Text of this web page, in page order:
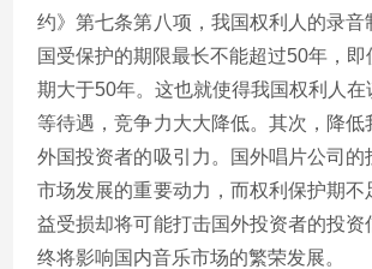
约》第七条第八项，我国权利人的录音
国受保护的期限最长不能超过50年，即
期大于50年。这也就使得我国权利人
等待遇，竞争力大大降低。其次，降低
外国投资者的吸引力。国外唱片公司的
市场发展的重要动力，而权利保护期不
益受损却将可能打击国外投资者的投资
终将影响国内音乐市场的繁荣发展。